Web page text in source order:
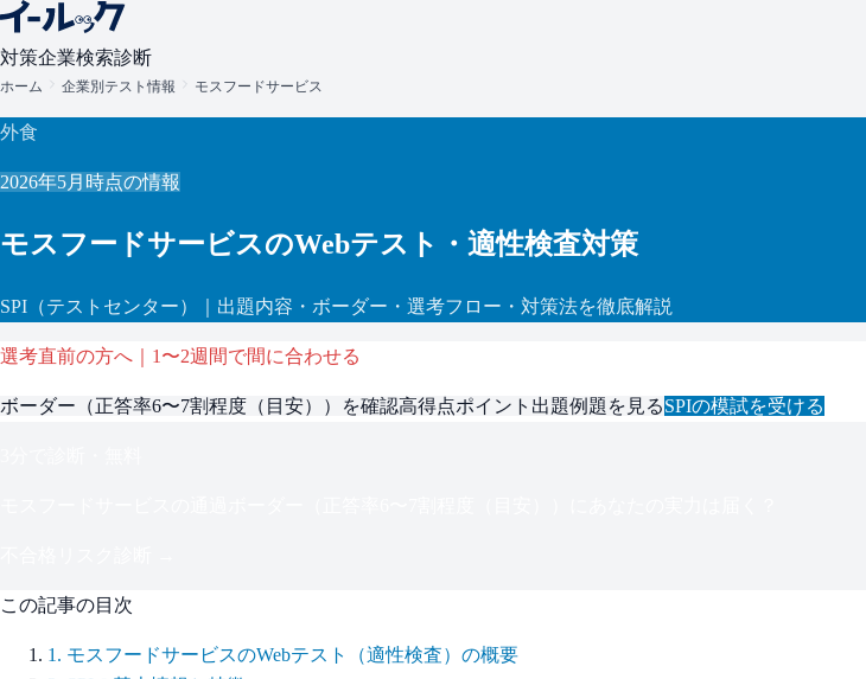
対策企業検索診断
ホーム 企業別テスト情報 モスフードサービス
外食
2026年5月 時点の情報
モスフードサービスのWebテスト・適性検査対策
SPI （テストセンター） ｜出題内容・ボーダー・選考フロー・対策法を徹底解説
選考直前の方へ｜1〜2週間で間に合わせる
ボーダー（正答率6〜7割程度（目安） ）を確認高得点ポイント 出題例題を見るSPIの模試を受ける
この記事の目次
1 . モスフードサービスのWebテスト（適性検査）の概要